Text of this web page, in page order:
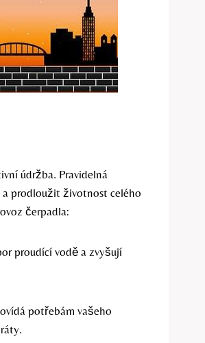
údržba. Pravidelná
prodloužit životnost celého
čerpadla:
proudící vodě a zvyšují
potřebám vašeho